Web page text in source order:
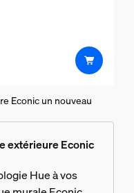
Econic un nouveau
extérieure Econic
Hue à vos